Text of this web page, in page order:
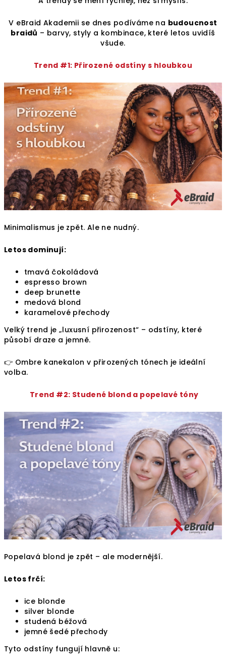
V eBraid Akademii se dnes podíváme na budoucnost
braidů – barvy, styly a kombinace, které letos uvidíš
všude.
Trend #1: Přirozené odstíny s hloubkou
Minimalismus je zpět. Ale ne nudný.
Letos dominují:
tmavá čokoládová
espresso brown
deep brunette
medová blond
karamelové přechody
Velký trend je „luxusní přirozenost“ – odstíny, které
působí draze a jemně.
👉 Ombre kanekalon v přirozených tónech je ideální
volba.
Trend #2: Studené blond a popelavé tóny
Popelavá blond je zpět – ale modernější.
Letos frčí:
ice blonde
silver blonde
studená béžová
jemné šedé přechody
Tyto odstíny fungují hlavně u: